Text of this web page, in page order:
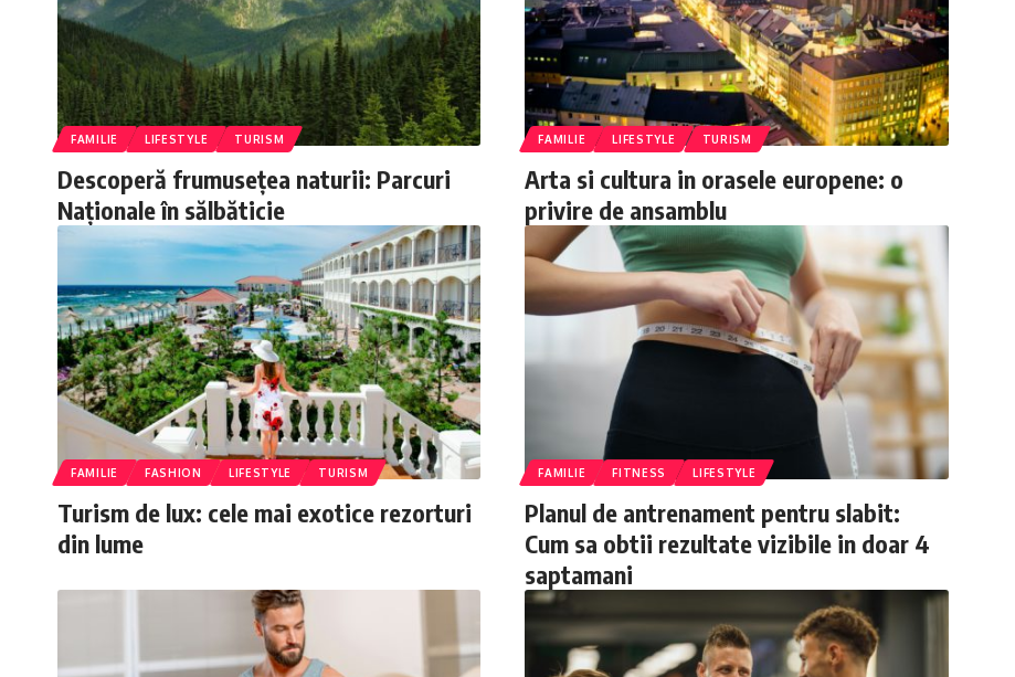
FAMILIE LIFESTYLE TURISM
Descoperă frumusețea naturii: Parcuri
Naționale în sălbăticie
FAMILIE LIFESTYLE TURISM
Arta si cultura in orasele europene: o
privire de ansamblu
FAMILIE FASHION LIFESTYLE TURISM
Turism de lux: cele mai exotice rezorturi
din lume
FAMILIE FITNESS LIFESTYLE
Planul de antrenament pentru slabit:
Cum sa obtii rezultate vizibile in doar 4
saptamani